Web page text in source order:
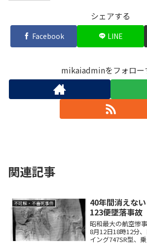
シェアする
Facebook LINE
mikaiadminをフォロー
関連記事
不可解・不審死事件
40年間消えな
123便墜落事故
昭和最大の航空惨
8月12日18時12分
イング747SR型、